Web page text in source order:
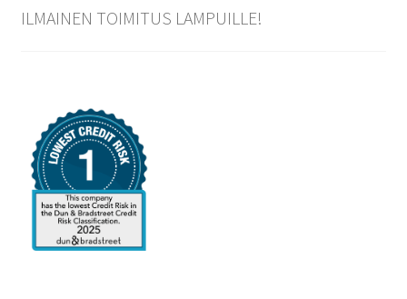
ILMAINEN TOIMITUS LAMPUILLE!